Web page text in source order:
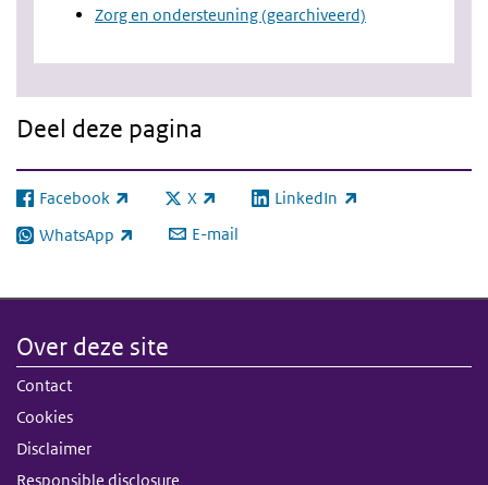
Zorg en ondersteuning (gearchiveerd)
Deel deze pagina
Facebook
(externe link) X
(externe link) LinkedIn
(externe link)
WhatsApp
(externe link) E-mail
Over deze site
Contact
Cookies
Disclaimer
Responsible disclosure